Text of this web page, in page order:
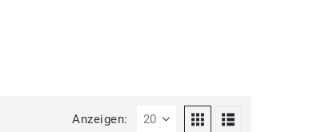
Anzeigen: